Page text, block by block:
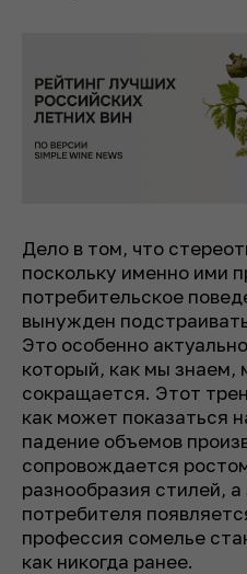
Дело в том, что
поскольку именно ими
потребительское
вынужден
Это особенно
который, как мы знаем,
сокращается. Этот
как может показаться
падение объемов
сопровождается
разнообразия стилей,
потребителя
профессия сомелье
как никогда ранее.